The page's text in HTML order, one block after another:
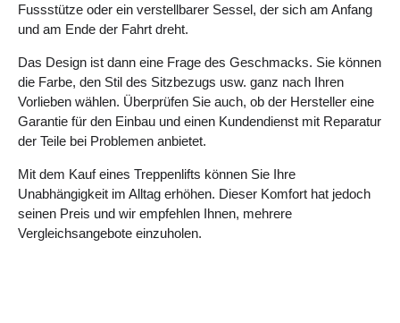
Fussstütze oder ein verstellbarer Sessel, der sich am Anfang
und am Ende der Fahrt dreht.
Das Design ist dann eine Frage des Geschmacks. Sie können
die Farbe, den Stil des Sitzbezugs usw. ganz nach Ihren
Vorlieben wählen. Überprüfen Sie auch, ob der Hersteller eine
Garantie für den Einbau und einen Kundendienst mit Reparatur
der Teile bei Problemen anbietet.
Mit dem Kauf eines Treppenlifts können Sie Ihre
Unabhängigkeit im Alltag erhöhen. Dieser Komfort hat jedoch
seinen Preis und wir empfehlen Ihnen, mehrere
Vergleichsangebote einzuholen.